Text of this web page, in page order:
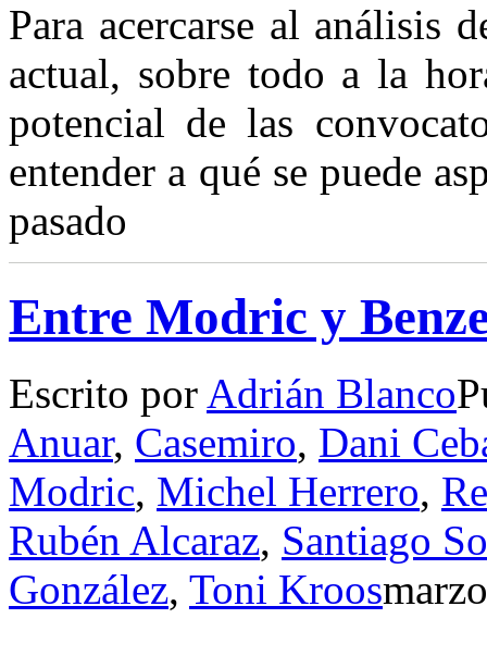
Para acercarse al análisis
actual, sobre todo a la
potencial de las
entender a qué se puede
pasado
Entre Modric y
Escrito por Adrián Blanco
Anuar, Casemiro, Dani
Modric, Michel Herrero,
Rubén Alcaraz, Santiago
González, Toni Kroos